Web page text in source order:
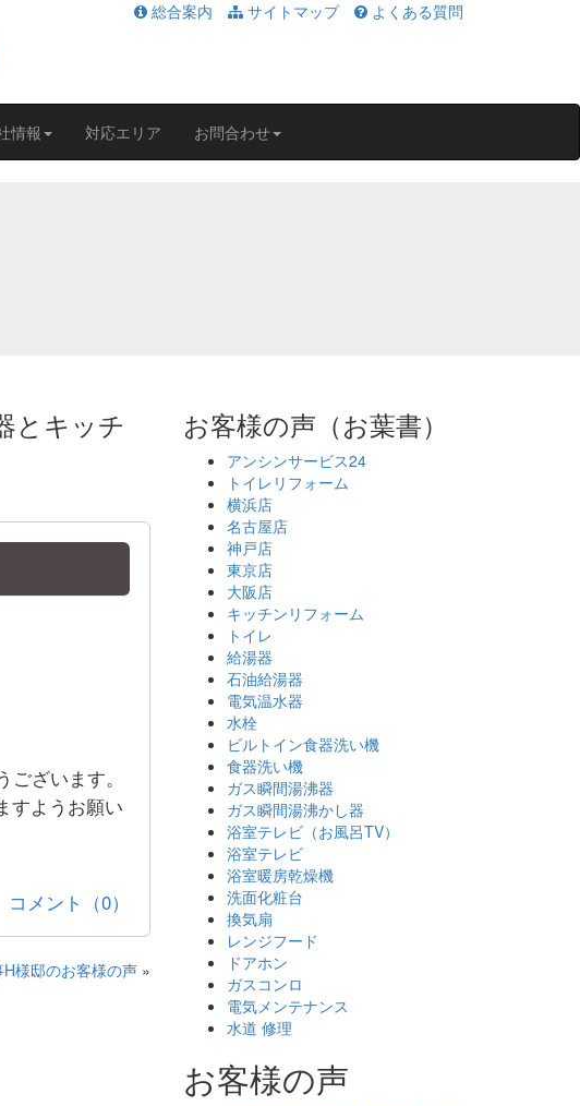
総合案内 サイトマップ よくある質問
情報 対応エリア お問合わせ
とキッチ
ざいます。
すようお願い
コメント（0）
様邸のお客様の声»
お客様の声（お葉書）
アンシンサービス24
トイレリフォーム
横浜店
名古屋店
神戸店
東京店
大阪店
キッチンリフォーム
トイレ
給湯器
石油給湯器
電気温水器
水栓
ビルトイン食器洗い機
食器洗い機
ガス瞬間湯沸器
ガス瞬間湯沸かし器
浴室テレビ（お風呂TV）
浴室テレビ
浴室暖房乾燥機
洗面化粧台
換気扇
レンジフード
ドアホン
ガスコンロ
電気メンテナンス
水道 修理
お客様の声